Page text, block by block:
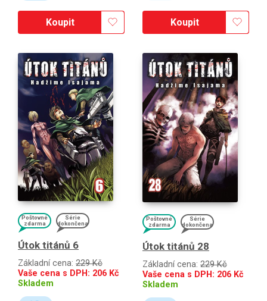
Koupit Koupit
Poštovné
zdarma
Série
dokončena
Útok titánů 6
Základní cena: 229 Kč
Vaše cena s DPH: 206 Kč
Skladem
Poštovné
zdarma
Série
dokončena
Útok titánů 28
Základní cena: 229 Kč
Vaše cena s DPH: 206 Kč
Skladem